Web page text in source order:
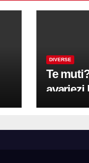
DIVERSE
Te
avariezi
zgarii